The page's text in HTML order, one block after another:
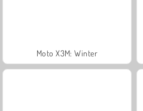
Moto X3M: Winter